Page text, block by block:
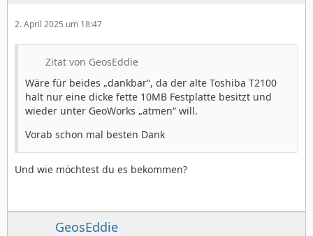
2. April 2025 um 18:47
Zitat von GeosEddie
Wäre für beides „dankbar“, da der alte Toshiba T2100
halt nur eine dicke fette 10MB Festplatte besitzt und
wieder unter GeoWorks „atmen“ will.
Vorab schon mal besten Dank
Und wie möchtest du es bekommen?
GeosEddie